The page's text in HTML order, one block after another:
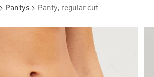
Pantys Panty, regular cut